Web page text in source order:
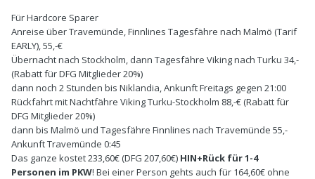
Für Hardcore Sparer
Anreise über Travemünde, Finnlines Tagesfähre nach Malmö (Tarif
EARLY), 55,-€
Übernacht nach Stockholm, dann Tagesfähre Viking nach Turku 34,-
(Rabatt für DFG Mitglieder 20%)
dann noch 2 Stunden bis Niklandia, Ankunft Freitags gegen 21:00
Rückfahrt mit Nachtfähre Viking Turku-Stockholm 88,-€ (Rabatt für
DFG Mitglieder 20%)
dann bis Malmö und Tagesfähre Finnlines nach Travemünde 55,-
Ankunft Travemünde 0:45
Das ganze kostet 233,60€ (DFG 207,60€) HIN+Rück für 1-4
Personen im PKW! Bei einer Person gehts auch für 164,60€ ohne